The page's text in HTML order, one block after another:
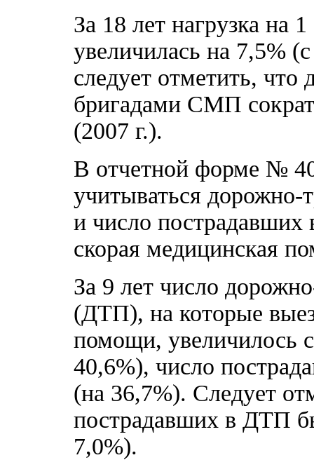
За 18 лет нагрузка на
увеличилась на 7,5%
следует отметить,
бригадами СМП
(2007 г.).
В отчетной форме №
учитываться
и число
скорая медицинская
За 9 лет число
(ДТП), на которые
помощи, увеличилось
40,6%), число
(на 36,7%). Следует
пострадавших в ДТП
7,0%).